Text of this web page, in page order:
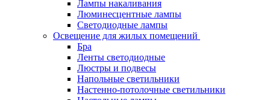
Лампы накаливания
Люминесцентные лампы
Светодиодные лампы
Освещение для жилых помещений
Бра
Ленты светодиодные
Люстры и подвесы
Напольные светильники
Настенно-потолочные светильники